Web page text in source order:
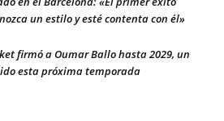
un estilo y esté contenta con él»
firmó a Oumar Ballo hasta 2029, un
esta próxima temporada